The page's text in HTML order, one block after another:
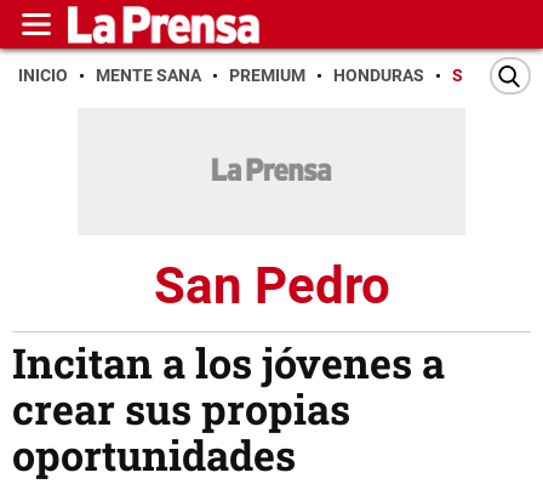
INICIO MENTE SANA PREMIUM HONDURAS SAN PEDRO
San Pedro
Incitan a los jóvenes a
crear sus propias
oportunidades